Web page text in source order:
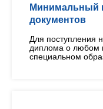
Минимальный
документов
Для поступления
диплома о любом
специальном